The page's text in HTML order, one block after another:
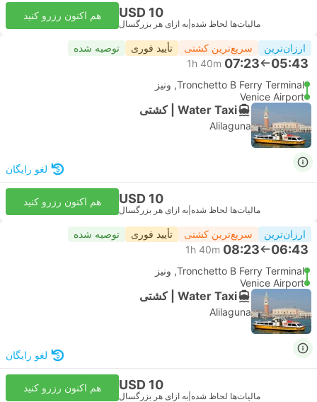
USD 10
مالیات‌ها لحاظ شده به ازای هر بزرگسال
هم اکنون رزرو کنید
ارزان‌ترین سریع‌ترین کشتی تأیید فوری توصیه شده
05:43
07:23
1h 40m
Tronchetto B Ferry Terminal, ونیز
Venice Airport
Water Taxi | کشتی
Alilaguna
لغو رایگان
USD 10
مالیات‌ها لحاظ شده به ازای هر بزرگسال
هم اکنون رزرو کنید
ارزان‌ترین سریع‌ترین کشتی تأیید فوری توصیه شده
06:43
08:23
1h 40m
Tronchetto B Ferry Terminal, ونیز
Venice Airport
Water Taxi | کشتی
Alilaguna
لغو رایگان
USD 10
مالیات‌ها لحاظ شده به ازای هر بزرگسال
هم اکنون رزرو کنید